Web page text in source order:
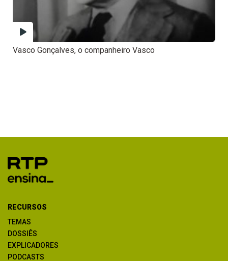
Vasco Gonçalves, o companheiro Vasco
RECURSOS
TEMAS
DOSSIÊS
EXPLICADORES
PODCASTS